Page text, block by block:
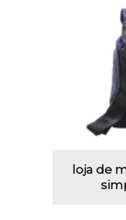
loja de